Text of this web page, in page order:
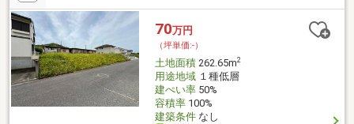
役に立てるように活動してまいります。不動産のことなら、「近
鉄不動産株式会社 四季が丘営業所」へお任せください。不動産に
関すること何でもご相談ください！ まずは見るだけ！ 聞くだ
け！大歓迎です！
70万円
（坪単価:-）
土地面積262.65m2
用途地域１種低層
建ぺい率50%
容積率100%
建築条件なし